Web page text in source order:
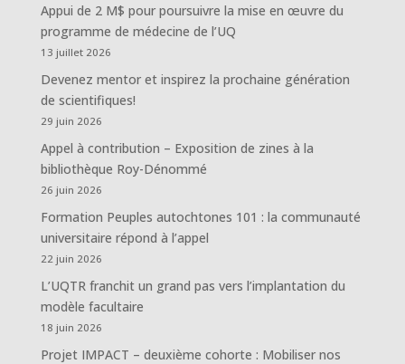
Appui de 2 M$ pour poursuivre la mise en œuvre du
programme de médecine de l’UQ
13 juillet 2026
Devenez mentor et inspirez la prochaine génération
de scientifiques!
29 juin 2026
Appel à contribution – Exposition de zines à la
bibliothèque Roy-Dénommé
26 juin 2026
Formation Peuples autochtones 101 : la communauté
universitaire répond à l’appel
22 juin 2026
L’UQTR franchit un grand pas vers l’implantation du
modèle facultaire
18 juin 2026
Projet IMPACT – deuxième cohorte : Mobiliser nos